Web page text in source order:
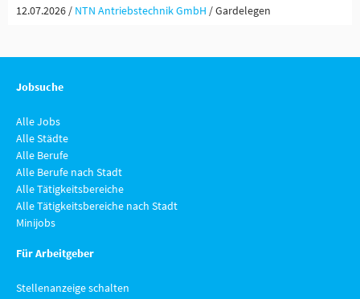
12.07.2026 / NTN Antriebstechnik GmbH / Gardelegen
Jobsuche
Alle Jobs
Alle Städte
Alle Berufe
Alle Berufe nach Stadt
Alle Tätigkeitsbereiche
Alle Tätigkeitsbereiche nach Stadt
Minijobs
Für Arbeitgeber
Stellenanzeige schalten